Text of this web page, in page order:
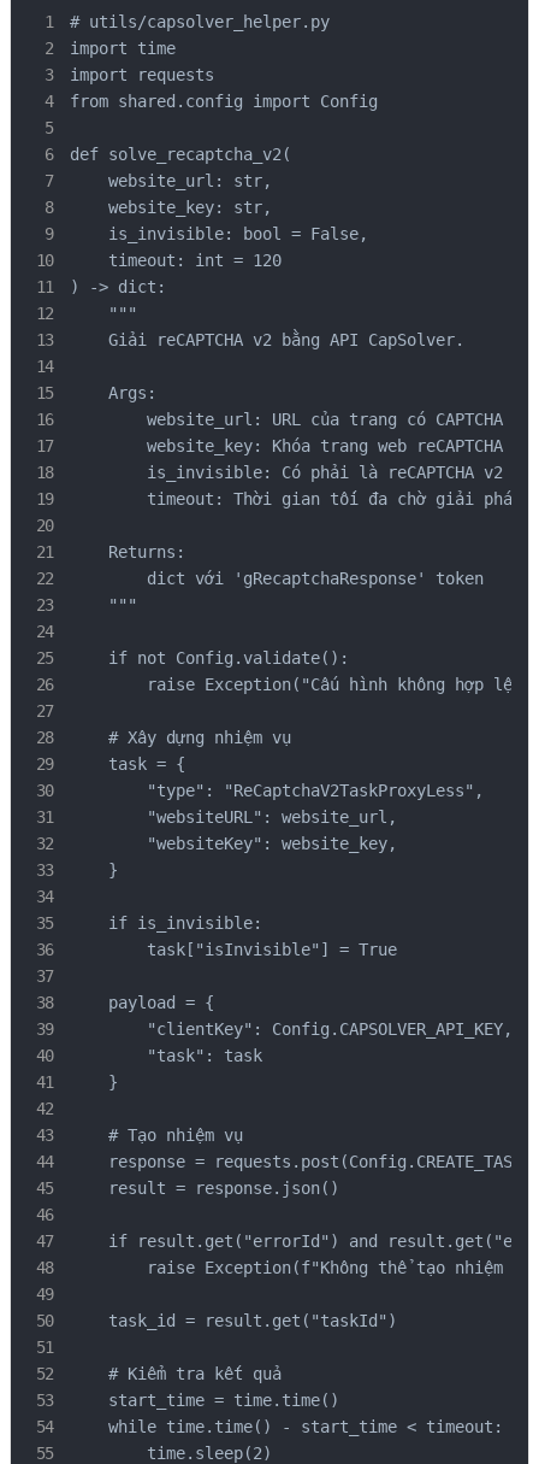
# utils/capsolver_helper.py
import time
import requests
from shared.config import Config
def solve_recaptcha_v2(
    website_url: str,
    website_key: str,
    is_invisible: bool = False,
    timeout: int = 120
) -> dict:
    """
    Giải reCAPTCHA v2 bằng API CapSolver.
    Args:
        website_url: URL của trang có CAPTCHA
        website_key: Khóa trang web reCAPTCHA
is_invisible: Có phải là reCAPTCHA v2
timeout: Thời gian tối đa chờ giải pháp
    Returns:
        dict với 'gRecaptchaResponse' token
    """
    if not Config.validate():
raise Exception("Cấu hình không hợp lệ
    # Xây dựng nhiệm vụ
    task = {
        "type": "ReCaptchaV2TaskProxyLess",
        "websiteURL": website_url,
        "websiteKey": website_key,
    }
    if is_invisible:
        task["isInvisible"] = True
    payload = {
        "clientKey": Config.CAPSOLVER_API_KEY,
        "task": task
    }
    # Tạo nhiệm vụ
response =
    result = response.json()
if result.get("errorId") and
raise Exception(f"Không thể tạo nhiệm
    task_id = result.get("taskId")
    # Kiểm tra kết quả
    start_time = time.time()
    while time.time() - start_time < timeout:
        time.sleep(2)